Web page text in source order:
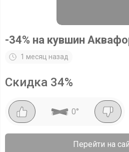
-34% на кувшин
1 месяц назад
Скидка 34%
0°
Перейти на